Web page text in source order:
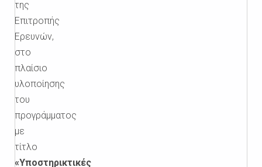
της
Επιτροπής
Ερευνών,
στο
πλαίσιο
υλοποίησης
του
προγράμματος
με
τίτλο
«Υποστηρικτικές